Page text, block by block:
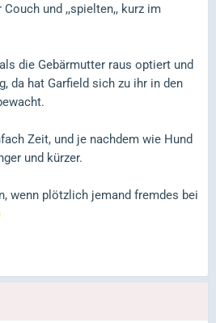
Couch und ,,spielten,, kurz im
die Gebärmutter raus optiert und
da hat Garfield sich zu ihr in den
Zeit, und je nachdem wie Hund
und kürzer.
wenn plötzlich jemand fremdes bei